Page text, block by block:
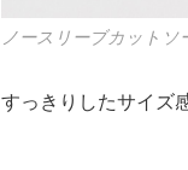
ノースリーブカット
すっきりしたサイズ